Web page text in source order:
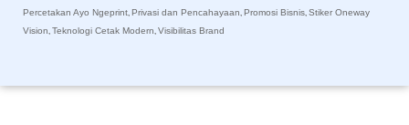
Percetakan Ayo Ngeprint Privasi dan Pencahayaan Promosi Bisnis Stiker Oneway
Vision Teknologi Cetak Modern Visibilitas Brand